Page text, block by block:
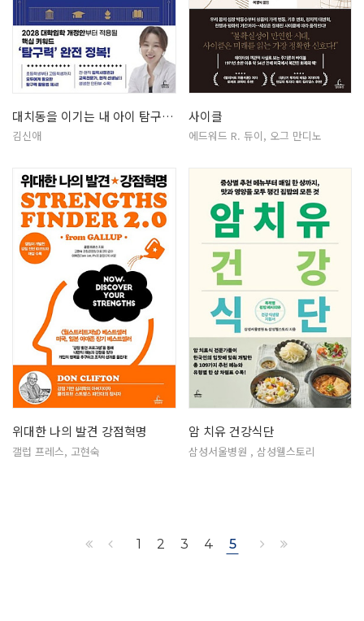
대치동을 이기는 내 아이 탐구력 로드…
김신애
사이클
에드워드 R. 듀이, 오그 만디노
위대한 나의 발견 강점혁명
갤럽 프레스, 고현숙
암 치유 건강식단
삼성서울병원 , 삼성웰스토리
1 2 3 4 5